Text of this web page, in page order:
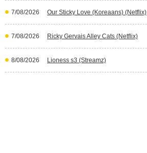
7/08/2026 Our Sticky Love (Koreaans) (Netflix)
7/08/2026 Ricky Gervais Alley Cats (Netflix)
8/08/2026 Lioness s3 (Streamz)